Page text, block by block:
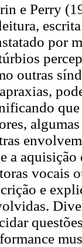
e Perry
por
outras
que
algumas
a
vocais
e